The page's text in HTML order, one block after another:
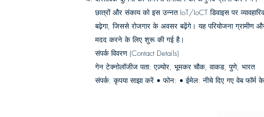
छात्रों और संकाय को इस उन्नत IoT/IoCT डिवाइस पर
बढ़ेगा, जिससे रोजगार के अवसर बढ़ेंगे। यह परियोजना ग्रामीण
मदद करने के लिए शुरू की गई है।
संपर्क विवरण (Contact Details)
गेन टेक्नोलॉजीज पता: एज़्योर, भूमकर चौक, वाकड, पुणे, भारत
संपर्क: कृपया साझा करें • फोन: • ईमेल: नीचे दिए गए वेब फॉर्म